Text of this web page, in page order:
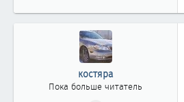
Россия г. ОМСК
костяра
Пока больше читатель